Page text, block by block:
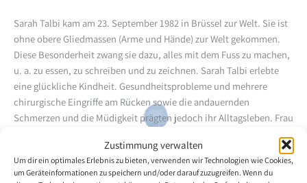
Zustimmung verwalten
Um dir ein optimales Erlebnis zu bieten, verwenden wir Technologien wie Cookies,
um Geräteinformationen zu speichern und/oder darauf zuzugreifen. Wenn du
Sarah Talbi kam am 23. September 1982 in Brüssel zur Welt. Sie ist
ohne obere Gliedmassen (Arme und Hände) zur Welt gekommen.
Diese Besonderheit zwang sie dazu, alles mit dem Fuss zu machen,
u. a. zu essen, zu schreiben und zu zeichnen. Sarah Talbi erlebte
eine glückliche Kindheit. Gesundheitsprobleme und mehrere
chirurgische Eingriffe am Rücken sowie die andauernden
Schmerzen und die Müdigkeit prägten jedoch ihr Alltagsleben. Frau
Übersetzungen erlangt (englisch - spanisch), und schlug den Weg
eines klassischen Berufslebens ein.Dank dem Internet entdeckte
sie zufällig unzählige Anleitungen und Tipps zum Zeichnen. In ihrer